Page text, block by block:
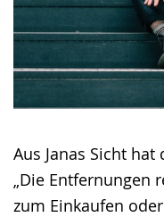
Aus Janas Sicht hat
„Die Entfernungen
zum Einkaufen